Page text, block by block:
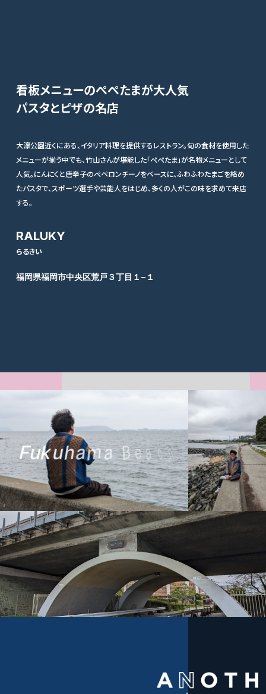
看板メニューのぺぺたまが大人気
パスタとピザの名店
大濠公園近くにある、イタリア料理を提供するレストラン。旬の食材を使用した
メニューが揃う中でも、竹山さんが堪能した「ぺぺたま」が名物メニューとして
人気。にんにくと唐辛子のぺペロンチーノをベースに、ふわふわたまごを絡め
たパスタで、スポーツ選手や芸能人をはじめ、多くの人がこの味を求めて来店
する。
RALUKY
らるきい
福岡県福岡市中央区荒戸３丁目１−１
FukuhamaBeach